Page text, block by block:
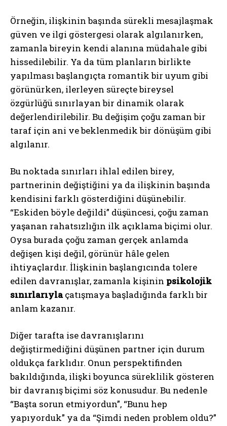
Örneğin, ilişkinin başında sürekli mesajlaşmak
güven ve ilgi göstergesi olarak algılanırken,
zamanla bireyin kendi alanına müdahale gibi
hissedilebilir. Ya da tüm planların birlikte
yapılması başlangıçta romantik bir uyum gibi
görünürken, ilerleyen süreçte bireysel
özgürlüğü sınırlayan bir dinamik olarak
değerlendirilebilir. Bu değişim çoğu zaman bir
taraf için ani ve beklenmedik bir dönüşüm gibi
algılanır.
Bu noktada sınırları ihlal edilen birey,
partnerinin değiştiğini ya da ilişkinin başında
kendisini farklı gösterdiğini düşünebilir.
“Eskiden böyle değildi” düşüncesi, çoğu zaman
yaşanan rahatsızlığın ilk açıklama biçimi olur.
Oysa burada çoğu zaman gerçek anlamda
değişen kişi değil, görünür hâle gelen
ihtiyaçlardır. İlişkinin başlangıcında tolere
edilen davranışlar, zamanla kişinin psikolojik
sınırlarıylaçatışmaya başladığında farklı bir
anlam kazanır.
Diğer tarafta ise davranışlarını
değiştirmediğini düşünen partner için durum
oldukça farklıdır. Onun perspektifinden
bakıldığında, ilişki boyunca süreklilik gösteren
bir davranış biçimi söz konusudur. Bu nedenle
“Başta sorun etmiyordun”, “Bunu hep
yapıyorduk” ya da “Şimdi neden problem oldu?”